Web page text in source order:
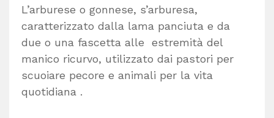
L’arburese o gonnese, s’arburesa,
caratterizzato dalla lama panciuta e da
due o una fascetta alle estremità del
manico ricurvo, utilizzato dai pastori per
scuoiare pecore e animali per la vita
quotidiana .